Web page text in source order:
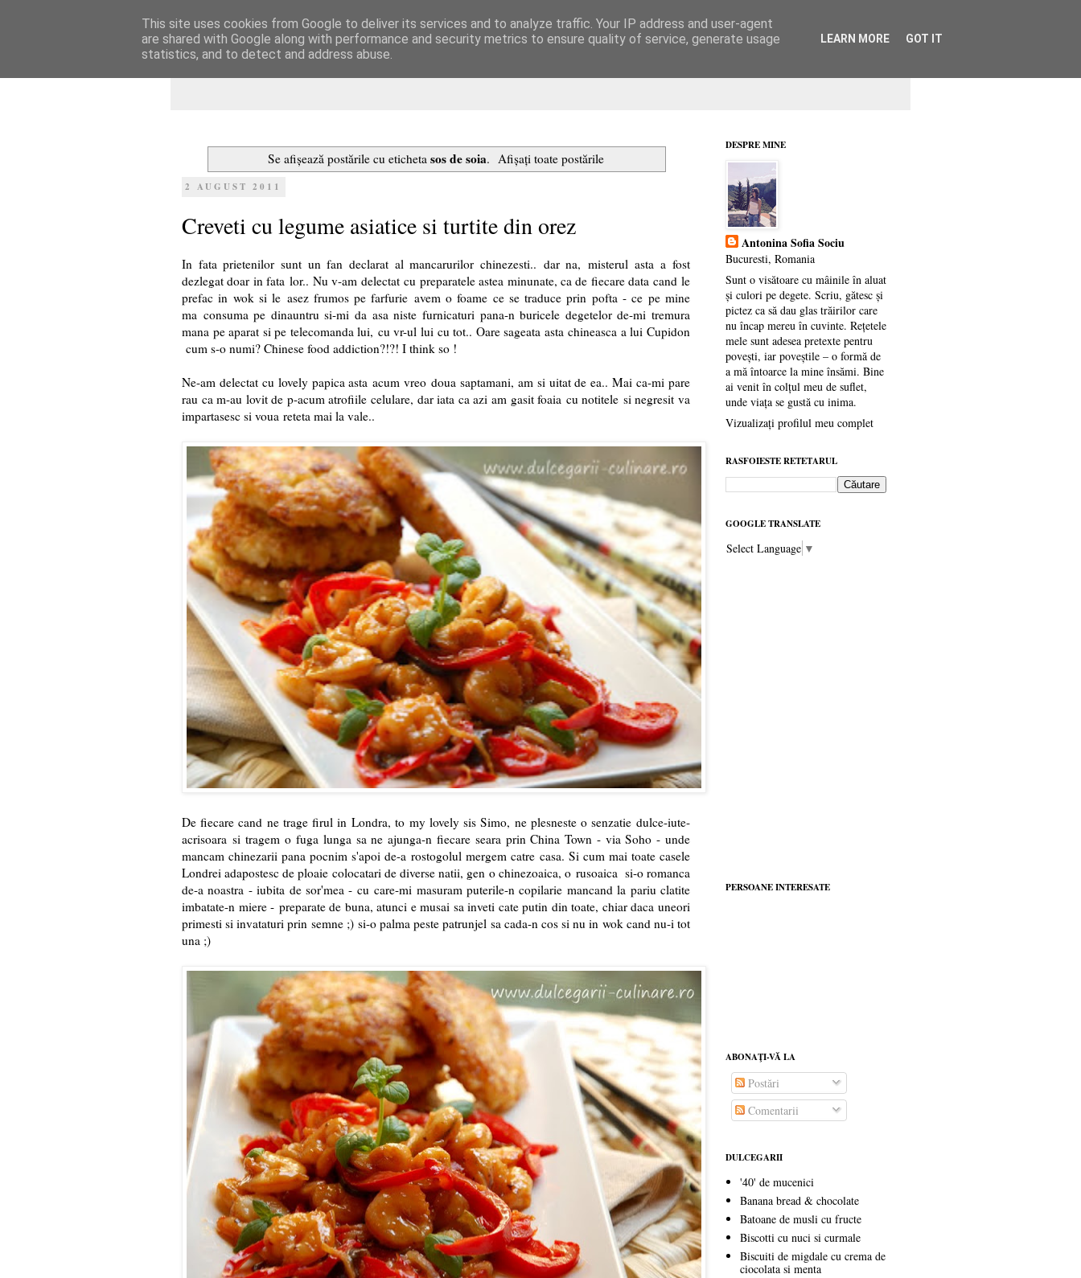
Dulcegarii culinare
Se afișează postările cu eticheta sos de soia. Afișați toate postările
2 AUGUST 2011
Creveti cu legume asiatice si turtite din orez
In fata prietenilor sunt un fan declarat al mancarurilor chinezesti.. dar na, misterul asta a fost
dezlegat doar in fata lor.. Nu v-am delectat cu preparatele astea minunate, ca de fiecare data cand le
prefac in wok si le asez frumos pe farfurie avem o foame ce se traduce prin pofta - ce pe mine
ma consuma pe dinauntru si-mi da asa niste furnicaturi pana-n buricele degetelor de-mi tremura
mana pe aparat si pe telecomanda lui, cu vr-ul lui cu tot.. Oare sageata asta chineasca a lui Cupidon
cum s-o numi? Chinese food addiction?!?! I think so !
Ne-am delectat cu lovely papica asta acum vreo doua saptamani, am si uitat de ea.. Mai ca-mi pare
rau ca m-au lovit de p-acum atrofiile celulare, dar iata ca azi am gasit foaia cu notitele si negresit va
impartasesc si voua reteta mai la vale..
De fiecare cand ne trage firul in Londra, to my lovely sis Simo, ne plesneste o senzatie dulce-iute-
acrisoara si tragem o fuga lunga sa ne ajunga-n fiecare seara prin China Town - via Soho - unde
mancam chinezarii pana pocnim s'apoi de-a rostogolul mergem catre casa. Si cum mai toate casele
Londrei adapostesc de ploaie colocatari de diverse natii, gen o chinezoaica, o rusoaica si-o romanca
de-a noastra - iubita de sor'mea - cu care-mi masuram puterile-n copilarie mancand la pariu clatite
imbatate-n miere - preparate de buna, atunci e musai sa inveti cate putin din toate, chiar daca uneori
primesti si invataturi prin semne ;) si-o palma peste patrunjel sa cada-n cos si nu in wok cand nu-i tot
una ;)
DESPRE MINE
Antonina Sofia Sociu
Bucuresti, Romania
Sunt o visătoare cu mâinile în aluat
și culori pe degete. Scriu, gătesc și
pictez ca să dau glas trăirilor care
nu încap mereu în cuvinte. Rețetele
mele sunt adesea pretexte pentru
povești, iar poveștile – o formă de
a mă întoarce la mine însămi. Bine
ai venit în colțul meu de suflet,
unde viața se gustă cu inima.
Vizualizați profilul meu complet
RASFOIESTE RETETARUL
GOOGLE TRANSLATE
Select Language ▼
PERSOANE INTERESATE
ABONAŢI-VĂ LA
Postări
Comentarii
DULCEGARII
'40' de mucenici
Banana bread & chocolate
Batoane de musli cu fructe
Biscotti cu nuci si curmale
Biscuiti de migdale cu crema de
ciocolata si menta
This site uses cookies from Google to deliver its services and to analyze traffic. Your IP address and user-agent
are shared with Google along with performance and security metrics to ensure quality of service, generate usage
statistics, and to detect and address abuse.
LEARN MORE GOT IT